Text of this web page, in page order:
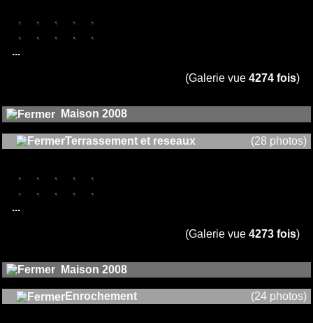
...
(Galerie vue 4274 fois)
Maison 2008
Terrassement et reseaux (28 photos)
...
(Galerie vue 4273 fois)
Maison 2008
Enrochement (24 photos)